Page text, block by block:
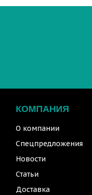
КОМПАНИЯ
О компании
Спецпредложения
Новости
Статьи
Доставка